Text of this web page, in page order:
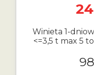
24
Winieta 1-
<=3,5 t max 5